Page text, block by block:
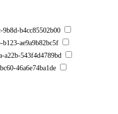
9b8d-b4cc85502b00
b123-ae9a9b82bc5f
a22b-543f4d4789bd
46a6e74ba1de